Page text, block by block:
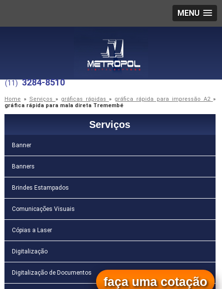
MENU
(11) 3284-8510
Home » Serviços » gráficas rápidas » gráfica rápida para impressão A2 »
gráfica rápida para mala direta Tremembé
Serviços
Banner
Banners
Brindes Estampados
Comunicações Visuais
Cópias a Laser
Digitalização
Digitalização de Documentos
faça uma cotação